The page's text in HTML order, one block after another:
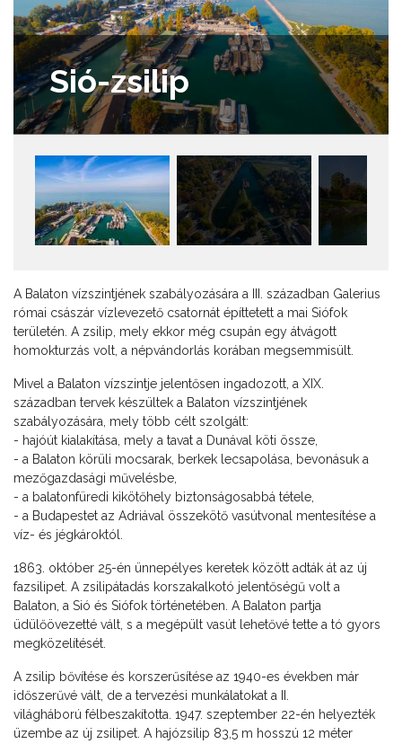
Sió-zsilip
A Balaton vízszintjének szabályozására a III. században Galerius
római császár vízlevezető csatornát építtetett a mai Siófok
területén. A zsilip, mely ekkor még csupán egy átvágott
homokturzás volt, a népvándorlás korában megsemmisült.
Mivel a Balaton vízszintje jelentősen ingadozott, a XIX.
században tervek készültek a Balaton vízszintjének
szabályozására, mely több célt szolgált:
- hajóút kialakítása, mely a tavat a Dunával köti össze,
- a Balaton körüli mocsarak, berkek lecsapolása, bevonásuk a
mezőgazdasági művelésbe,
- a balatonfüredi kikötőhely biztonságosabbá tétele,
- a Budapestet az Adriával összekötő vasútvonal mentesítése a
víz- és jégkároktól.
1863. október 25-én ünnepélyes keretek között adták át az új
fazsilipet. A zsilipátadás korszakalkotó jelentőségű volt a
Balaton, a Sió és Siófok történetében. A Balaton partja
üdülőövezetté vált, s a megépült vasút lehetővé tette a tó gyors
megközelítését.
A zsilip bővítése és korszerűsítése az 1940-es években már
időszerűvé vált, de a tervezési munkálatokat a II.
világháború félbeszakította. 1947. szeptember 22-én helyezték
üzembe az új zsilipet. A hajózsilip 83,5 m hosszú 12 méter